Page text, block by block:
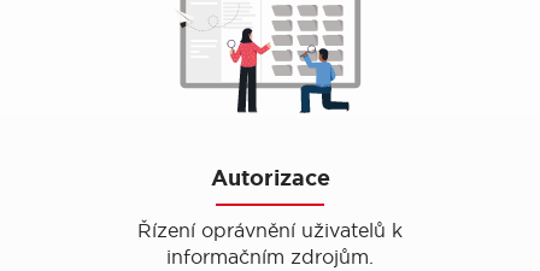
Autorizace
Řízení oprávnění uživatelů k
informačním zdrojům.